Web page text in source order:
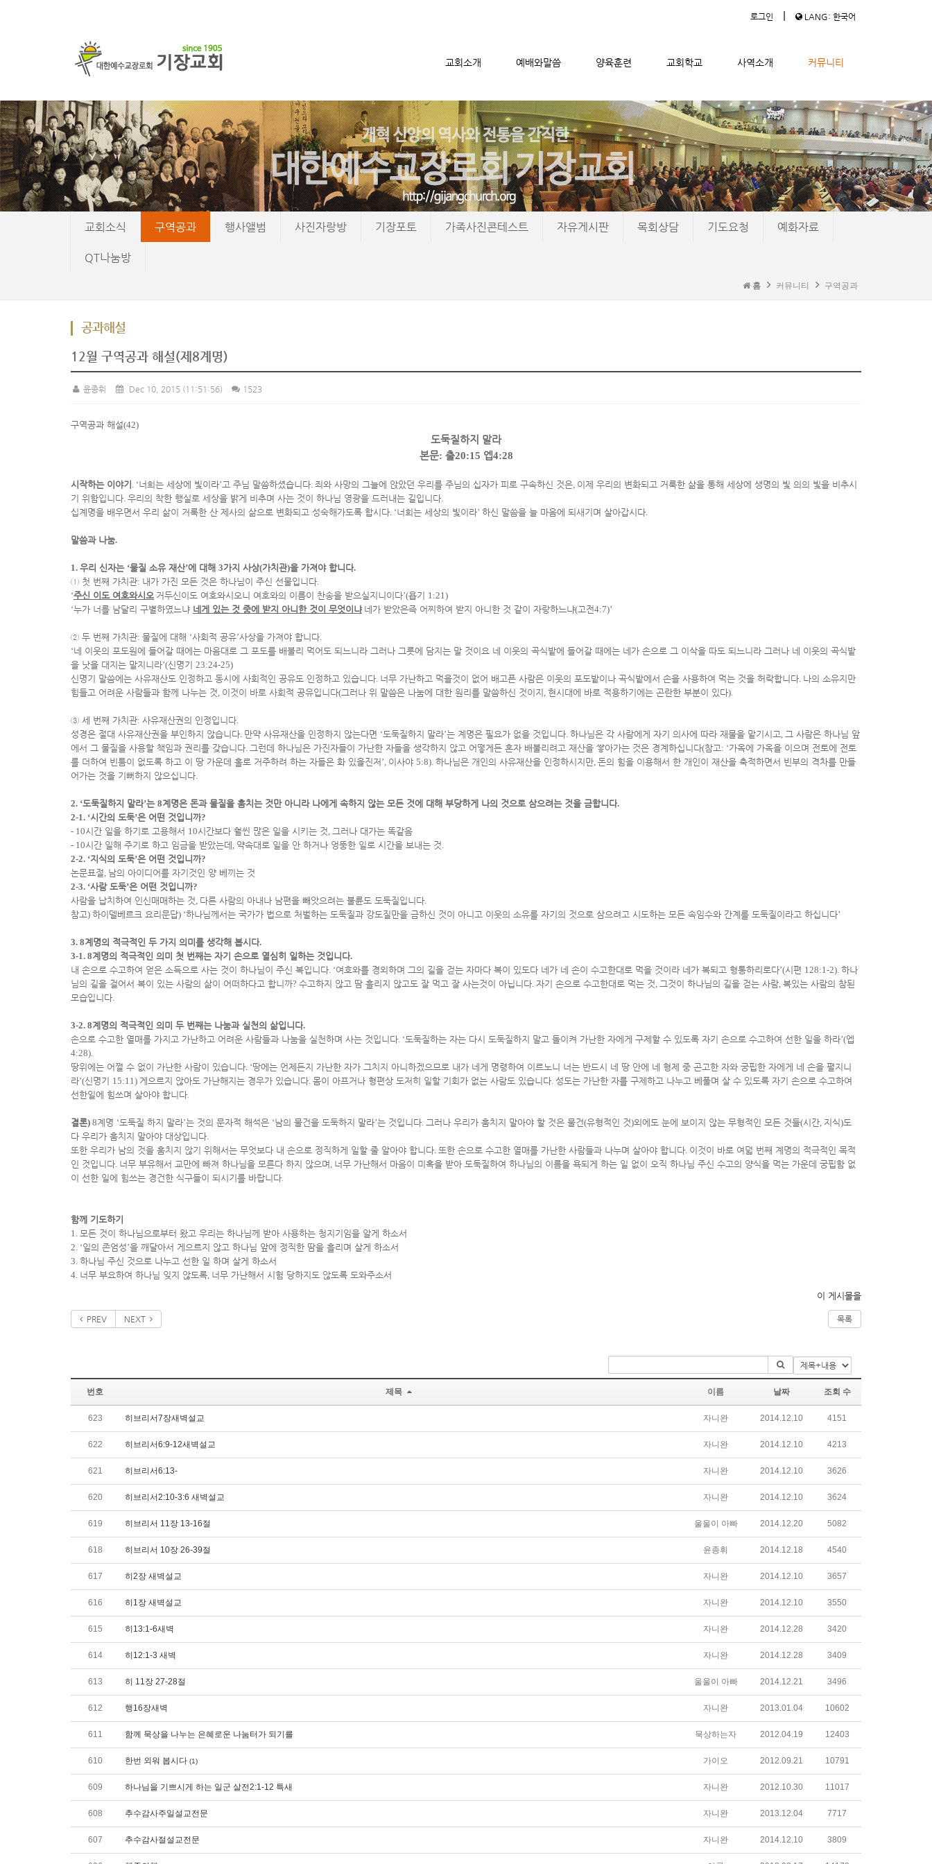
로그인 | LANG: 한국어
교회소개 예배와말씀 양육훈련 교회학교 사역소개 커뮤니티
메뉴 건너뛰기
교회소식 구역공과 행사앨범 사진자랑방 기장포토 가족사진콘테스트 자유게시판 목회상담 기도요청 예화자료
QT나눔방
홈 커뮤니티 구역공과
공과해설
12월 구역공과 해설(제8계명)
윤종휘 Dec 10, 2015 (11:51:56) 1523
구역공과 해설(42)
도둑질하지 말라
본문: 출20:15 엡4:28
시작하는 이야기 . ‘너희는 세상에 빛이라’고 주님 말씀하셨습니다. 죄와 사망의 그늘에 앉았던 우리를 주님의 십자가 피로 구속하신 것은, 이제 우리의 변화되고 거룩한 삶을 통해 세상에 생명의 빛 의의 빛을 비추시
기 위함입니다. 우리의 착한 행실로 세상을 밝게 비추며 사는 것이 하나님 영광을 드러내는 길입니다.
십계명을 배우면서 우리 삶이 거룩한 산 제사의 삶으로 변화되고 성숙해가도록 합시다. ‘너희는 세상의 빛이라’ 하신 말씀을 늘 마음에 되새기며 살아갑시다.
말씀과 나눔.
1. 우리 신자는 ‘물질 소유 재산’에 대해 3가지 사상(가치관)을 가져야 합니다.
① 첫 번째 가치관: 내가 가진 모든 것은 하나님이 주신 선물입니다.
‘주신 이도 여호와시오 거두신이도 여호와시오니 여호와의 이름이 찬송을 받으실지니이다’(욥기 1:21)
‘누가 너를 남달리 구별하였느냐 네게 있는 것 중에 받지 아니한 것이 무엇이냐 네가 받았은즉 어찌하여 받지 아니한 것 같이 자랑하느냐(고전4:7)’
② 두 번째 가치관: 물질에 대해 ‘사회적 공유’사상을 가져야 합니다.
‘네 이웃의 포도원에 들어갈 때에는 마음대로 그 포도를 배불리 먹어도 되느니라 그러나 그릇에 담지는 말 것이요 네 이웃의 곡식밭에 들어갈 때에는 네가 손으로 그 이삭을 따도 되느니라 그러나 네 이웃의 곡식밭
을 낫을 대지는 말지니라’(신명기 23:24-25)
신명기 말씀에는 사유재산도 인정하고 동시에 사회적인 공유도 인정하고 있습니다. 너무 가난하고 먹을것이 없어 배고픈 사람은 이웃의 포도밭이나 곡식밭에서 손을 사용하여 먹는 것을 허락합니다. 나의 소유지만
힘들고 어려운 사람들과 함께 나누는 것, 이것이 바로 사회적 공유입니다(그러나 위 말씀은 나눔에 대한 원리를 말씀하신 것이지 , 현시대에 바로 적용하기에는 곤란한 부분이 있다).
③ 세 번째 가치관: 사유재산권의 인정입니다.
성경은 절대 사유재산권을 부인하지 않습니다. 만약 사유재산을 인정하지 않는다면 ‘도둑질하지 말라’는 계명은 필요가 없을 것입니다. 하나님은 각 사람에게 자기 의사에 따라 재물을 맡기시고, 그 사람은 하나님 앞
에서 그 물질을 사용할 책임과 권리를 갖습니다. 그런데 하나님은 가진자들이 가난한 자들을 생각하지 않고 어떻게든 혼자 배불리려고 재산을 쌓아가는 것은 경계하십니다(참고: ‘가옥에 가옥을 이으며 전토에 전토
를 더하여 빈틈이 없도록 하고 이 땅 가운데 홀로 거주하려 하는 자들은 화 있을진저 ’, 이사야 5:8). 하나님은 개인의 사유재산을 인정하시지만, 돈의 힘을 이용해서 한 개인이 재산을 축적하면서 빈부의 격차를 만들
어가는 것을 기뻐하지 않으십니다.
2. ‘도둑질하지 말라’는 8계명은 돈과 물질을 훔치는 것만 아니라 나에게 속하지 않는 모든 것에 대해 부당하게 나의 것으로 삼으려는 것을 금합니다.
2-1. ‘시간의 도둑’은 어떤 것입니까?
- 10시간 일을 하기로 고용해서 10시간보다 훨씬 많은 일을 시키는 것, 그러나 대가는 똑같음
- 10시간 일해 주기로 하고 임금을 받았는데 , 약속대로 일을 안 하거나 엉뚱한 일로 시간을 보내는 것.
2-2. ‘지식의 도둑’은 어떤 것입니까?
논문표절, 남의 아이디어를 자기것인 양 베끼는 것
2-3. ‘사람 도둑’은 어떤 것입니까?
사람을 납치하여 인신매매하는 것, 다른 사람의 아내나 남편을 빼앗으려는 불륜도 도둑질입니다.
참고) 하이델베르크 요리문답) ‘하나님께서는 국가가 법으로 처벌하는 도둑질과 강도질만을 금하신 것이 아니고 이웃의 소유를 자기의 것으로 삼으려고 시도하는 모든 속임수와 간계를 도둑질이라고 하십니다’
3. 8계명의 적극적인 두 가지 의미를 생각해 봅시다.
3-1. 8계명의 적극적인 의미 첫 번째는 자기 손으로 열심히 일하는 것입니다.
내 손으로 수고하여 얻은 소득으로 사는 것이 하나님이 주신 복입니다. ‘여호와를 경외하며 그의 길을 걷는 자마다 복이 있도다 네가 네 손이 수고한대로 먹을 것이라 네가 복되고 형통하리로다’(시편 128:1-2). 하나
님의 길을 걸어서 복이 있는 사람의 삶이 어떠하다고 합니까? 수고하지 않고 땀 흘리지 않고도 잘 먹고 잘 사는것이 아닙니다. 자기 손으로 수고한대로 먹는 것, 그것이 하나님의 길을 걷는 사람, 복있는 사람의 참된
모습입니다.
3-2. 8계명의 적극적인 의미 두 번째는 나눔과 실천의 삶입니다.
손으로 수고한 열매를 가지고 가난하고 어려운 사람들과 나눔을 실천하며 사는 것입니다. ‘도둑질하는 자는 다시 도둑질하지 말고 돌이켜 가난한 자에게 구제할 수 있도록 자기 손으로 수고하여 선한 일을 하라’(엡
4:28).
땅위에는 어쩔 수 없이 가난한 사람이 있습니다. ‘땅에는 언제든지 가난한 자가 그치지 아니하겠으므로 내가 네게 명령하여 이르노니 너는 반드시 네 땅 안에 네 형제 중 곤고한 자와 궁핍한 자에게 네 손을 펼지니
라’(신명기 15:11) 게으르지 않아도 가난해지는 경우가 있습니다. 몸이 아프거나 형편상 도저히 일할 기회가 없는 사람도 있습니다. 성도는 가난한 자를 구제하고 나누고 베풀며 살 수 있도록 자기 손으로 수고하여
선한일에 힘쓰며 살아야 합니다.
결론) 8계명 ‘도둑질 하지 말라’는 것의 문자적 해석은 ‘남의 물건을 도둑하지 말라’는 것입니다. 그러나 우리가 훔치지 말아야 할 것은 물건(유형적인 것)외에도 눈에 보이지 않는 무형적인 모든 것들(시간, 지식)도
다 우리가 훔치지 말아야 대상입니다.
또한 우리가 남의 것을 훔치지 않기 위해서는 무엇보다 내 손으로 정직하게 일할 줄 알아야 합니다. 또한 손으로 수고한 열매를 가난한 사람들과 나누며 살아야 합니다. 이것이 바로 여덟 번째 계명의 적극적인 목적
인 것입니다. 너무 부유해서 교만에 빠져 하나님을 모른다 하지 않으며 , 너무 가난해서 마음이 미혹을 받아 도둑질하여 하나님의 이름을 욕되게 하는 일 없이 오직 하나님 주신 수고의 양식을 먹는 가운데 궁핍함 없
이 선한 일에 힘쓰는 경건한 식구들이 되시기를 바랍니다.
함께 기도하기
1. 모든 것이 하나님으로부터 왔고 우리는 하나님께 받아 사용하는 청지기임을 알게 하소서
2. ‘일의 존엄성’을 깨달아서 게으르지 않고 하나님 앞에 정직한 땀을 흘리며 살게 하소서
3. 하나님 주신 것으로 나누고 선한 일 하며 살게 하소서
4. 너무 부요하여 하나님 잊지 않도록, 너무 가난해서 시험 당하지도 않도록 도와주소서
이 게시물을
PREV NEXT 목록
번호 제목 이름 날짜 조회 수
623 히브리서7장새벽설교 자니완 2014.12.10 4151
622 히브리서6:9-12새벽설교 자니완 2014.12.10 4213
621 히브리서6:13- 자니완 2014.12.10 3626
620 히브리서2:10-3:6 새벽설교 자니완 2014.12.10 3624
619 히브리서 11장 13-16절 울울이 아빠 2014.12.20 5082
618 히브리서 10장 26-39절 윤종휘 2014.12.18 4540
617 히2장 새벽설교 자니완 2014.12.10 3657
616 히1장 새벽설교 자니완 2014.12.10 3550
615 히13:1-6새벽 자니완 2014.12.28 3420
614 히12:1-3 새벽 자니완 2014.12.28 3409
613 히 11장 27-28절 울울이 아빠 2014.12.21 3496
612 행16장새벽 자니완 2013.01.04 10602
611 함께 묵상을 나누는 은혜로운 나눔터가 되기를 묵상하는자 2012.04.19 12403
610 한번 외워 봅시다 (1) 가이오 2012.09.21 10791
609 하나님을 기쁘시게 하는 일군 살전2:1-12 특새 자니완 2012.10.30 11017
608 추수감사주일설교전문 자니완 2013.12.04 7717
607 추수감사절설교전문 자니완 2014.12.10 3809